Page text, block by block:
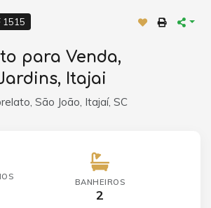
1515
para Venda,
Itajai
São João, Itajaí, SC
BANHEIROS
2